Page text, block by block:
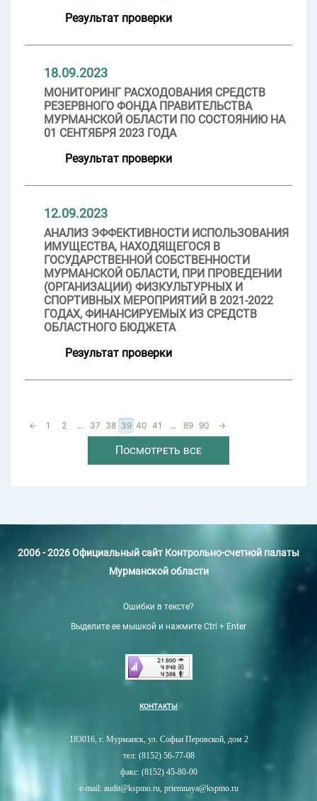
Результат проверки
18.09.2023
МОНИТОРИНГ РАСХОДОВАНИЯ СРЕДСТВ
РЕЗЕРВНОГО ФОНДА ПРАВИТЕЛЬСТВА
МУРМАНСКОЙ ОБЛАСТИ ПО СОСТОЯНИЮ НА
01 СЕНТЯБРЯ 2023 ГОДА
Результат проверки
12.09.2023
АНАЛИЗ ЭФФЕКТИВНОСТИ ИСПОЛЬЗОВАНИЯ
ИМУЩЕСТВА, НАХОДЯЩЕГОСЯ В
ГОСУДАРСТВЕННОЙ СОБСТВЕННОСТИ
МУРМАНСКОЙ ОБЛАСТИ, ПРИ ПРОВЕДЕНИИ
(ОРГАНИЗАЦИИ) ФИЗКУЛЬТУРНЫХ И
СПОРТИВНЫХ МЕРОПРИЯТИЙ В 2021-2022
ГОДАХ, ФИНАНСИРУЕМЫХ ИЗ СРЕДСТВ
ОБЛАСТНОГО БЮДЖЕТА
Результат проверки
← 1 2 ... 37 38 39 40 41 ... 89 90 →
Посмотреть все
2006 - 2026 Официальный сайт Контрольно-счетной палаты
Мурманской области
Ошибки в тексте?
Выделите ее мышкой и нажмите Ctrl + Enter
КОНТАКТЫ
183016, г. Мурманск, ул. Софьи Перовской, дом 2
тел: (8152) 56-77-08
факс: (8152) 45-80-00
e-mail: audit@kspmo.ru, priemnaya@kspmo.ru